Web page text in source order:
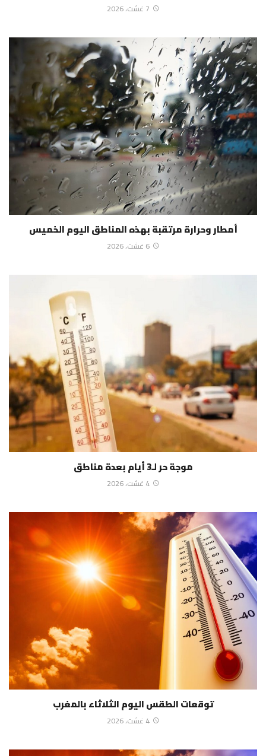
7 غشت، 2026
أمطار وحرارة مرتقبة بهذه المناطق اليوم الخميس
6 غشت، 2026
موجة حر لـ3 أيام بعدة مناطق
4 غشت، 2026
توقعات الطقس اليوم الثلاثاء بالمغرب
4 غشت، 2026